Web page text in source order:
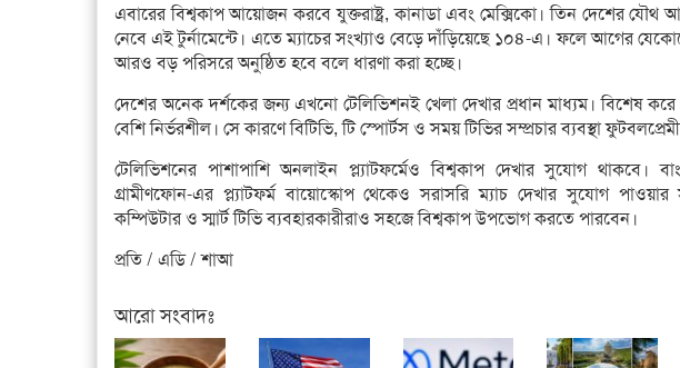
এবারের বিশ্বকাপ আয়োজন করবে যুক্তরাষ্ট্র, কানাডা এবং মেক্সিকো। তিন দেশের
নেবে এই টুর্নামেন্টে। এতে ম্যাচের সংখ্যাও বেড়ে দাঁড়িয়েছে ১০৪-এ। ফলে আগের
আরও বড় পরিসরে অনুষ্ঠিত হবে বলে ধারণা করা হচ্ছে।
দেশের অনেক দর্শকের জন্য এখনো টেলিভিশনই খেলা দেখার প্রধান মাধ্যম। বিশেষ করে
বেশি নির্ভরশীল। সে কারণে বিটিভি, টি স্পোর্টস ও সময় টিভির সম্প্রচার ব্যবস্থা
টেলিভিশনের পাশাপাশি অনলাইন প্ল্যাটফর্মেও বিশ্বকাপ দেখার সুযোগ থাকবে।
গ্রামীণফোন-এর প্ল্যাটফর্ম বায়োস্কোপ থেকেও সরাসরি ম্যাচ দেখার সুযোগ পাওয়ার
কম্পিউটার ও স্মার্ট টিভি ব্যবহারকারীরাও সহজে বিশ্বকাপ উপভোগ করতে পারবেন।
প্রতি / এডি / শাআ
আরো সংবাদঃ